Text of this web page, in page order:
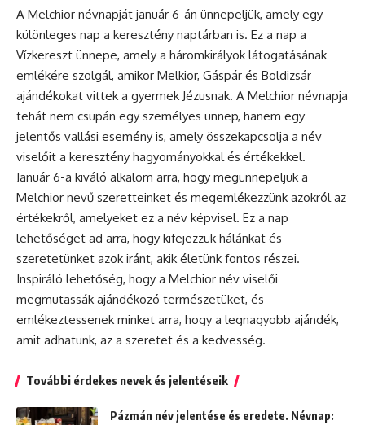
A Melchior névnapját január 6-án ünnepeljük, amely egy
különleges nap a keresztény naptárban is. Ez a nap a
Vízkereszt ünnepe, amely a háromkirályok látogatásának
emlékére szolgál, amikor Melkior, Gáspár és Boldizsár
ajándékokat vittek a gyermek Jézusnak. A Melchior névnapja
tehát nem csupán egy személyes ünnep, hanem egy
jelentős vallási esemény is, amely összekapcsolja a név
viselőit a keresztény hagyományokkal és értékekkel.
Január 6-a kiváló alkalom arra, hogy megünnepeljük a
Melchior nevű szeretteinket és megemlékezzünk azokról az
értékekről, amelyeket ez a név képvisel. Ez a nap
lehetőséget ad arra, hogy kifejezzük hálánkat és
szeretetünket azok iránt, akik életünk fontos részei.
Inspiráló lehetőség, hogy a Melchior név viselői
megmutassák ajándékozó természetüket, és
emlékeztessenek minket arra, hogy a legnagyobb ajándék,
amit adhatunk, az a szeretet és a kedvesség.
További érdekes nevek és jelentéseik
Pázmán név jelentése és eredete. Névnap: